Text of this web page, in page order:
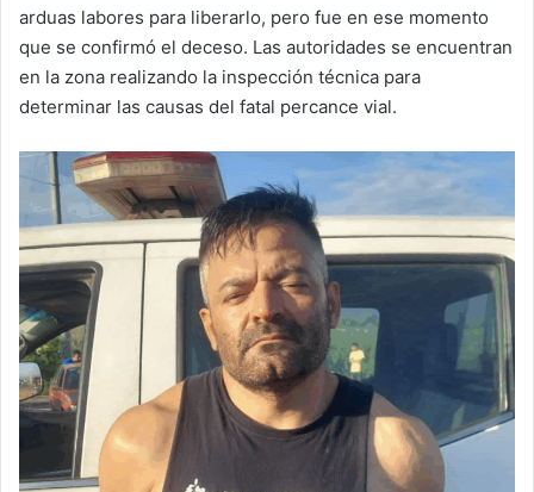
arduas labores para liberarlo, pero fue en ese momento
que se confirmó el deceso. Las autoridades se encuentran
en la zona realizando la inspección técnica para
determinar las causas del fatal percance vial.